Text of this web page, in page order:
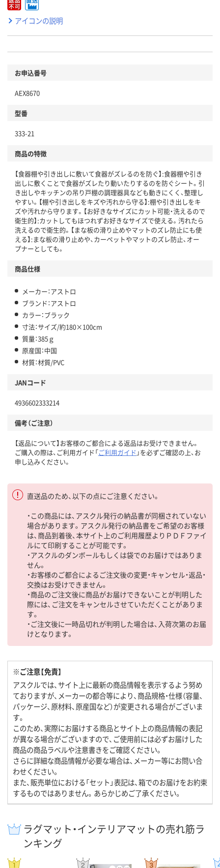
アイコンの説明
お申込番号
AEX8670
型番
333-21
商品の特徴
【食器棚や引き出しに敷いて食器がズレるのを防ぐ】:食器棚や引き
出しに敷くことで食器がズレたり動いたりするのを防ぐシート。引
き出しやキッチンの吊り戸棚の調理器具なども動きにくく、整理し
やすい。【棚や引き出しをキズや汚れから守る】:棚や引き出しをキ
ズや汚れから守ります。【お好きなサイズにカット可能・洗えるので
衛生的】:カットしてもほつれずお好きなサイズで使える。汚れたら
洗えるので衛生的。【まな板の滑り止めやマットのズレ防止にも使
える】:まな板の滑り止めや、カーペットやマットのズレ防止、オー
プナーとしても。
商品仕様
メーカー：アストロ
ブランド：アストロ
カラー：ブラック
寸法：サイズ/約180×100cm
質量：385ｇ
原産国：中国
材質：材質/PVC
JANコード
4936602333214
備考（ご注意）
【返品について】お客様のご都合による返品はお受けできません。
ご購入の際は、ご利用ガイド「ご利用ガイド 」を必ずご確認の上、お
申し込みください。
直送品のため、以下の点にご注意ください。
・この商品には、アスクル発行の納品書が同梱されていない
場合があります。アスクル発行の納品書をご希望のお客様
は、商品到着後、本サイト上のご利用履歴よりＰＤＦファイ
ルにて印刷することが可能です。
・アスクルのダンボールもしくは袋でのお届けではありま
せん。
・お客様のご都合によるご注文後の変更・キャンセル・返品・
交換はお受けできません。
・商品のご注文後に商品がお届けできないことが判明した
際には、ご注文をキャンセルさせていただくことがありま
す。
・ご注文後に一時品切れが判明した場合は、入荷次第のお届
けとなります。
※ご注意【免責】
アスクルでは、サイト上に最新の商品情報を表示するよう努め
ておりますが、メーカーの都合等により、商品規格・仕様（容量、
パッケージ、原材料、原産国など）が変更される場合がございま
す。
このため、実際にお届けする商品とサイト上の商品情報の表記
が異なる場合がございますので、ご使用前には必ずお届けした
商品の商品ラベルや注意書きをご確認ください。
さらに詳細な商品情報が必要な場合は、メーカー等にお問い合
わせください。
また、販売単位における「セット」表記は、箱でのお届けをお約束
するものではありません。あらかじめご了承ください。
ラグマット・インテリアマットの売れ筋ラ
ンキング